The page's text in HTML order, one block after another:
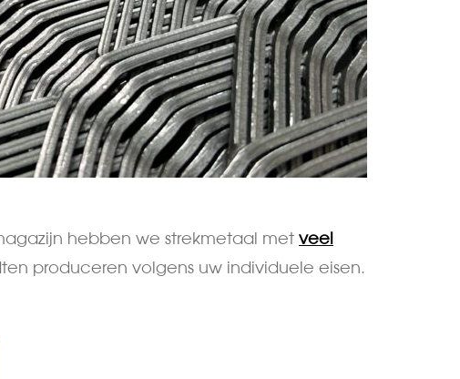
hebben we strekmetaal met veel
produceren volgens uw individuele eisen.